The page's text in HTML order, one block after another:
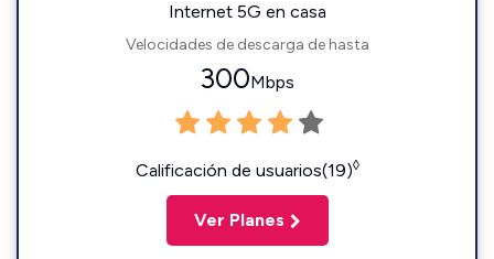
Internet 5G en casa
Velocidades de descarga de hasta
300Mbps
Calificación de usuarios(19)◊
Ver Planes